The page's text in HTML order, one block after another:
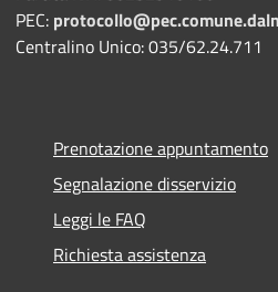
PEC:
Centralino Unico: 035/62.24.711
Prenotazione appuntamento
Segnalazione disservizio
Leggi le FAQ
Richiesta assistenza